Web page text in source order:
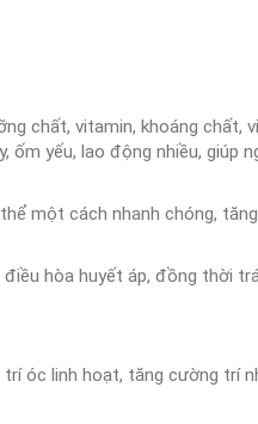
chất, vitamin, khoáng chất,
yếu, lao động nhiều, giúp
một cách nhanh chóng,
hòa huyết áp, đồng thời
óc linh hoạt, tăng cường trí